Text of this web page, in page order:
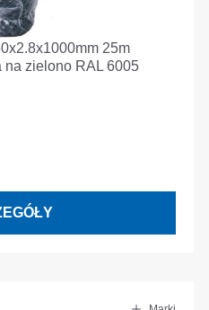
25m
zielono RAL 6005